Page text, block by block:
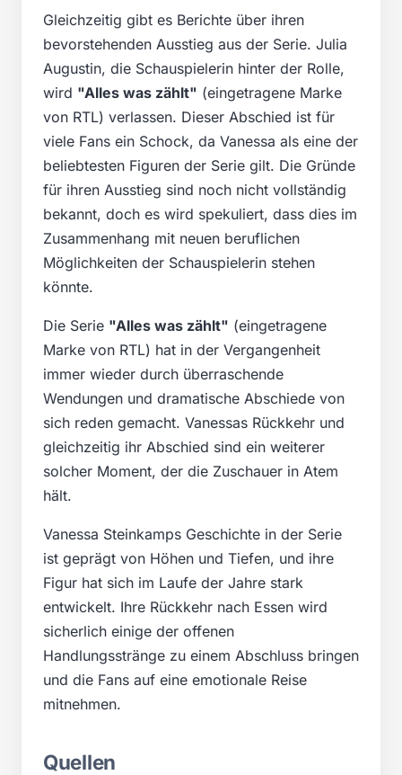
Gleichzeitig gibt es Berichte über ihren
bevorstehenden Ausstieg aus der Serie. Julia
Augustin, die Schauspielerin hinter der Rolle,
wird "Alles was zählt" (eingetragene Marke
von RTL) verlassen. Dieser Abschied ist für
viele Fans ein Schock, da Vanessa als eine der
beliebtesten Figuren der Serie gilt. Die Gründe
für ihren Ausstieg sind noch nicht vollständig
bekannt, doch es wird spekuliert, dass dies im
Zusammenhang mit neuen beruflichen
Möglichkeiten der Schauspielerin stehen
könnte.
Die Serie "Alles was zählt" (eingetragene
Marke von RTL) hat in der Vergangenheit
immer wieder durch überraschende
Wendungen und dramatische Abschiede von
sich reden gemacht. Vanessas Rückkehr und
gleichzeitig ihr Abschied sind ein weiterer
solcher Moment, der die Zuschauer in Atem
hält.
Vanessa Steinkamps Geschichte in der Serie
ist geprägt von Höhen und Tiefen, und ihre
Figur hat sich im Laufe der Jahre stark
entwickelt. Ihre Rückkehr nach Essen wird
sicherlich einige der offenen
Handlungsstränge zu einem Abschluss bringen
und die Fans auf eine emotionale Reise
mitnehmen.
Quellen